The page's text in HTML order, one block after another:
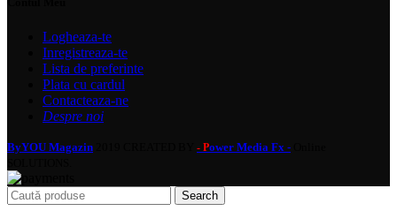
Logheaza-te
Inregistreaza-te
Lista de preferinte
Plata cu cardul
Contacteaza-ne
Despre noi
ByYOU Magazin - Power Media Fx -
Search